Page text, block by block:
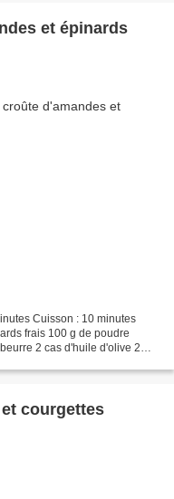
et épinards
Cuisson : 10 minutes
frais 100 g de poudre
2 cas d'huile d'olive 2
courgettes